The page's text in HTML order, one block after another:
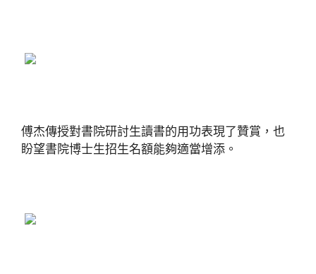
傅杰傳授對書院研討生讀書的用功表現了贊賞，也
盼望書院博士生招生名額能夠適當增添。